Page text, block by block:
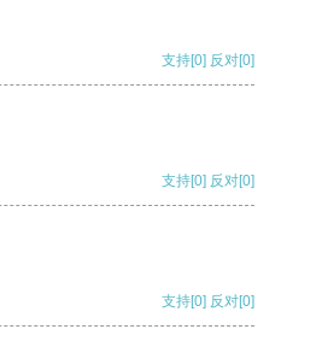
支持[0] 反对[0]
支持[0] 反对[0]
支持[0] 反对[0]